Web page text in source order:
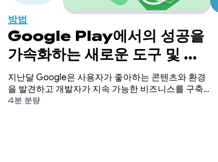
방법
Google Play에서의 성공을
가속화하는 새로운 도구 및 프
로그램
지난달 Google은 사용자가 좋아하는 콘텐츠와 환경
을 발견하고 개발자가 지속 가능한 비즈니스를 구축
하고 성장시킬 수 있는 공간인 Google Play의 진화하
4분 분량